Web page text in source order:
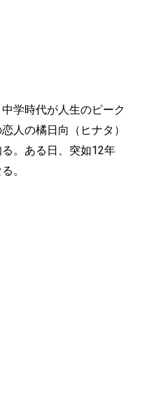
学時代が人生のピーク
人の橘日向（ヒナタ）
。ある日、突如12年
。